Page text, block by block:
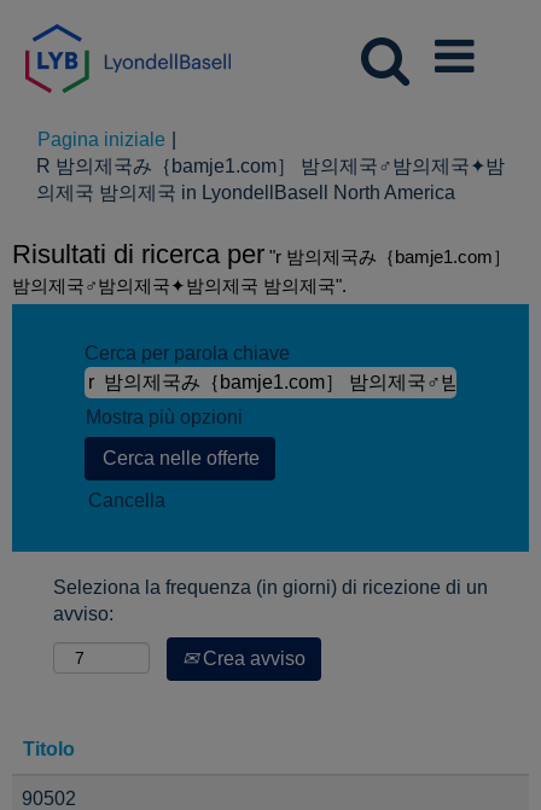
Pagina iniziale
R 밤의제국み｛bamje1.com］ 밤의제국♂밤의제국✦밤
의제국 밤의제국 in LyondellBasell North America
Risultati di ricerca per "r 밤의제국み｛bamje1.com］
밤의제국♂밤의제국✦밤의제국 밤의제국".
Cerca per parola chiave
Mostra più opzioni
Cancella
Seleziona la frequenza (in giorni) di ricezione di un
avviso:
Crea avviso
Titolo
90502